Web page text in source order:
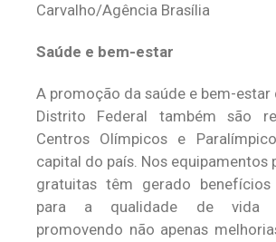
Carvalho/Agência Brasília
Saúde e bem-estar
A promoção da saúde e bem-estar
Distrito Federal também são
Centros Olímpicos e
capital do país. Nos equipamentos
gratuitas têm gerado benefícios
para a qualidade de vida
promovendo não apenas